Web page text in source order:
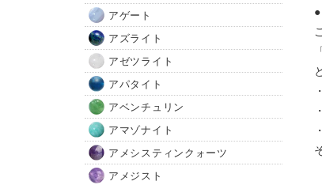
アゲート
アズライト
アゼツライト
アパタイト
アベンチュリン
アマゾナイト
アメシスティンクォーツ
アメジスト